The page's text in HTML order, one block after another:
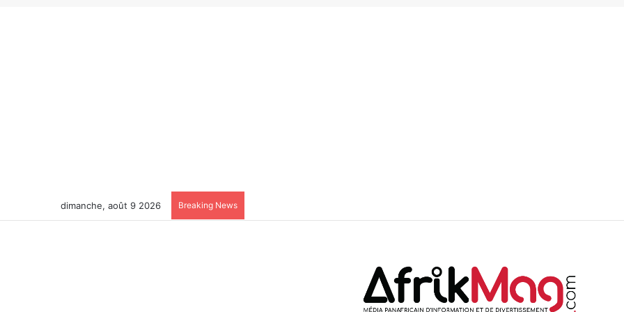
dimanche, août 9 2026 Breaking News